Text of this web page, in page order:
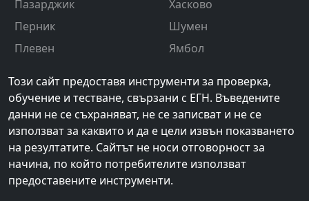
Пазарджик
Перник
Плевен
Хасково
Шумен
Ямбол
Този сайт предоставя инструменти за проверка,
обучение и тестване, свързани с ЕГН. Въведените
данни не се съхраняват, не се записват и не се
използват за каквито и да е цели извън показването
на резултатите. Сайтът не носи отговорност за
начина, по който потребителите използват
предоставените инструменти.